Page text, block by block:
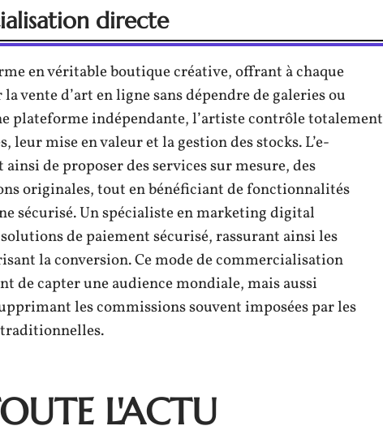
directe
en véritable boutique créative, offrant à chaque
vente d’art en ligne sans dépendre de galeries ou
plateforme indépendante, l’artiste contrôle totalement
leur mise en valeur et la gestion des stocks. L’e-
de proposer des services sur mesure, des
originales, tout en bénéficiant de fonctionnalités
sécurisé. Un spécialiste en marketing digital
de paiement sécurisé, rassurant ainsi les
la conversion. Ce mode de commercialisation
de capter une audience mondiale, mais aussi
les commissions souvent imposées par les
L'ACTU